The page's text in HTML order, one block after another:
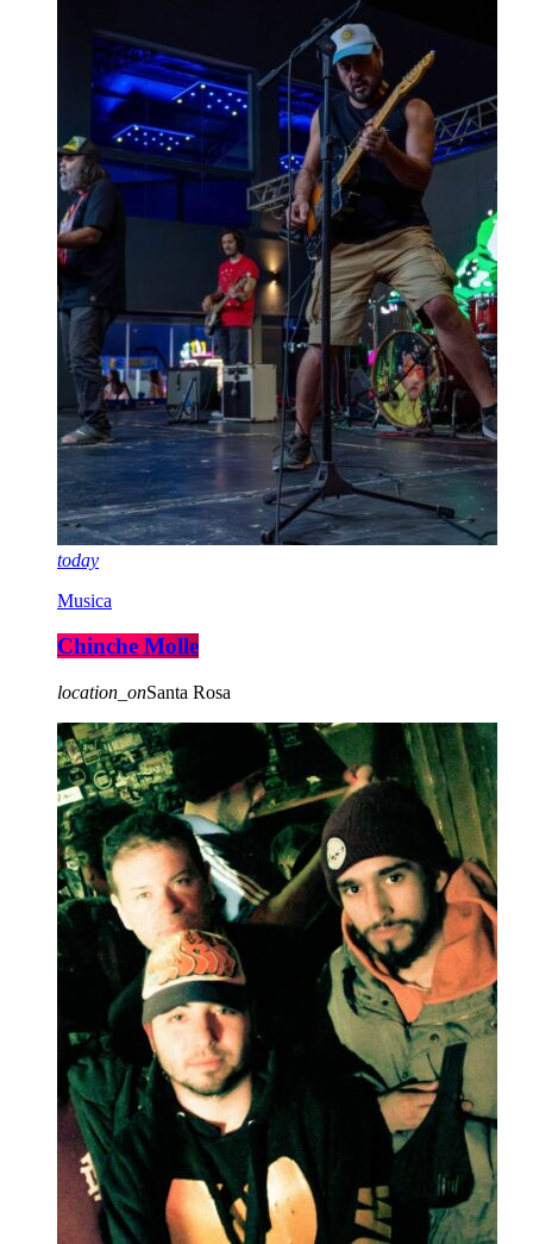
today
Musica
Chinche Molle
location_onSanta Rosa